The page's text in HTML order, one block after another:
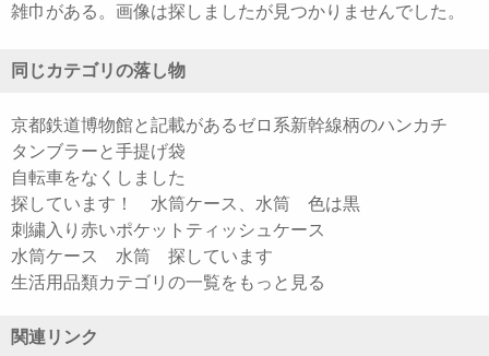
雑巾がある。画像は探しましたが見つかりませんでした。
同じカテゴリの落し物
京都鉄道博物館と記載があるゼロ系新幹線柄のハンカチ
タンブラーと手提げ袋
自転車をなくしました
探しています！ 水筒ケース、水筒 色は黒
刺繍入り赤いポケットティッシュケース
水筒ケース 水筒 探しています
生活用品類カテゴリの一覧をもっと見る
関連リンク